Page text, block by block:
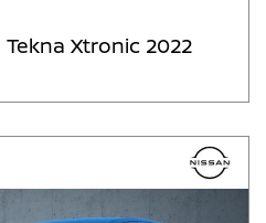
Tekna Xtronic 2022